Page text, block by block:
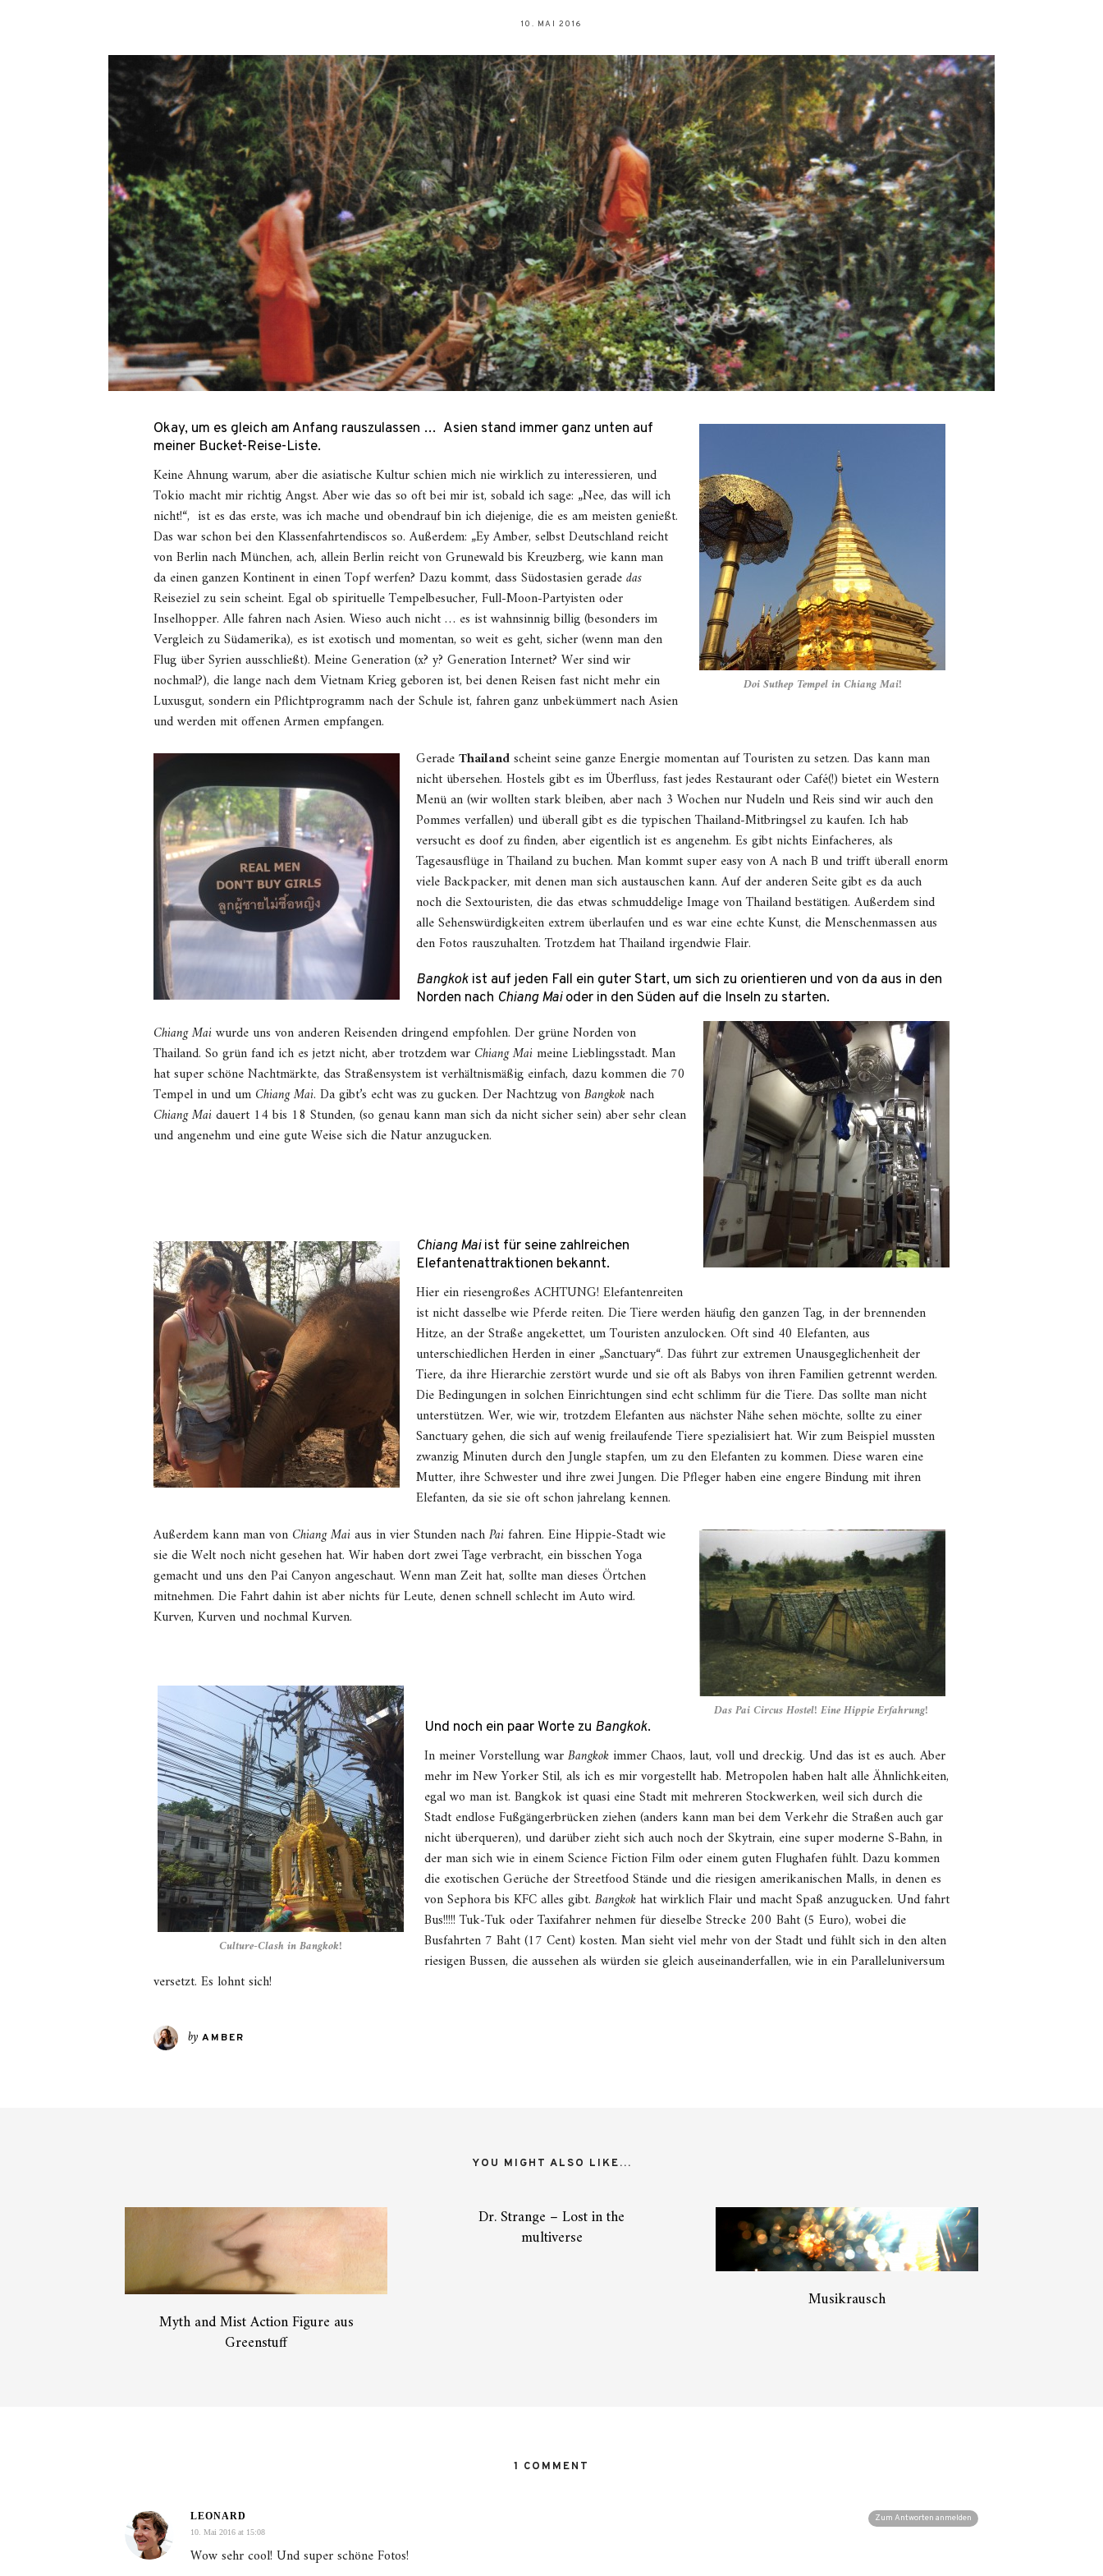
10. MAI 2016
Doi Suthep Tempel in Chiang Mai!
Okay, um es gleich am Anfang rauszulassen … Asien stand immer ganz unten auf
meiner Bucket-Reise-Liste.
Keine Ahnung warum, aber die asiatische Kultur schien mich nie wirklich zu interessieren, und
Tokio macht mir richtig Angst. Aber wie das so oft bei mir ist, sobald ich sage: „Nee, das will ich
nicht!“, ist es das erste, was ich mache und obendrauf bin ich diejenige, die es am meisten genießt.
Das war schon bei den Klassenfahrtendiscos so. Außerdem: „Ey Amber, selbst Deutschland reicht
von Berlin nach München, ach, allein Berlin reicht von Grunewald bis Kreuzberg, wie kann man
da einen ganzen Kontinent in einen Topf werfen? Dazu kommt, dass Südostasien geradedas
Reiseziel zu sein scheint. Egal ob spirituelle Tempelbesucher, Full-Moon-Partyisten oder
Inselhopper. Alle fahren nach Asien. Wieso auch nicht … es ist wahnsinnig billig (besonders im
Vergleich zu Südamerika), es ist exotisch und momentan, so weit es geht, sicher (wenn man den
Flug über Syrien ausschließt). Meine Generation (x? y? Generation Internet? Wer sind wir
nochmal?), die lange nach dem Vietnam Krieg geboren ist, bei denen Reisen fast nicht mehr ein
Luxusgut, sondern ein Pflichtprogramm nach der Schule ist, fahren ganz unbekümmert nach Asien
und werden mit offenen Armen empfangen.
GeradeThailandscheint seine ganze Energie momentan auf Touristen zu setzen. Das kann man
nicht übersehen. Hostels gibt es im Überfluss, fast jedes Restaurant oder Café(!) bietet ein Western
Menü an (wir wollten stark bleiben, aber nach 3 Wochen nur Nudeln und Reis sind wir auch den
Pommes verfallen) und überall gibt es die typischen Thailand-Mitbringsel zu kaufen. Ich hab
versucht es doof zu finden, aber eigentlich ist es angenehm. Es gibt nichts Einfacheres, als
Tagesausflüge in Thailand zu buchen. Man kommt super easy von A nach B und trifft überall enorm
viele Backpacker, mit denen man sich austauschen kann. Auf der anderen Seite gibt es da auch
noch die Sextouristen, die das etwas schmuddelige Image von Thailand bestätigen. Außerdem sind
alle Sehenswürdigkeiten extrem überlaufen und es war eine echte Kunst, die Menschenmassen aus
den Fotos rauszuhalten. Trotzdem hat Thailand irgendwie Flair.
Bangkok ist auf jeden Fall ein guter Start, um sich zu orientieren und von da aus in den
Norden nach Chiang Maioder in den Süden auf die Inseln zu starten.
Chiang Maiwurde uns von anderen Reisenden dringend empfohlen. Der grüne Norden von
Thailand. So grün fand ich es jetzt nicht, aber trotzdem war Chiang Maimeine Lieblingsstadt. Man
hat super schöne Nachtmärkte, das Straßensystem ist verhältnismäßig einfach, dazu kommen die 70
Tempel in und um Chiang Mai. Da gibt’s echt was zu gucken. Der Nachtzug vonBangkoknach
Chiang Maidauert 14 bis 18 Stunden, (so genau kann man sich da nicht sicher sein) aber sehr clean
und angenehm und eine gute Weise sich die Natur anzugucken.
Chiang Maiist für seine zahlreichen
Elefantenattraktionen bekannt.
Hier ein riesengroßes ACHTUNG! Elefantenreiten
ist nicht dasselbe wie Pferde reiten. Die Tiere werden häufig den ganzen Tag, in der brennenden
Hitze, an der Straße angekettet, um Touristen anzulocken. Oft sind 40 Elefanten, aus
unterschiedlichen Herden in einer „Sanctuary“. Das führt zur extremen Unausgeglichenheit der
Tiere, da ihre Hierarchie zerstört wurde und sie oft als Babys von ihren Familien getrennt werden.
Die Bedingungen in solchen Einrichtungen sind echt schlimm für die Tiere. Das sollte man nicht
unterstützen. Wer, wie wir, trotzdem Elefanten aus nächster Nähe sehen möchte, sollte zu einer
Sanctuary gehen, die sich auf wenig freilaufende Tiere spezialisiert hat. Wir zum Beispiel mussten
zwanzig Minuten durch den Jungle stapfen, um zu den Elefanten zu kommen. Diese waren eine
Mutter, ihre Schwester und ihre zwei Jungen. Die Pfleger haben eine engere Bindung mit ihren
Elefanten, da sie sie oft schon jahrelang kennen.
Das Pai Circus Hostel! Eine Hippie Erfahrung!
Außerdem kann man von Chiang Maiaus in vier Stunden nachPaifahren. Eine Hippie-Stadt wie
sie die Welt noch nicht gesehen hat. Wir haben dort zwei Tage verbracht, ein bisschen Yoga
gemacht und uns den Pai Canyon angeschaut. Wenn man Zeit hat, sollte man dieses Örtchen
mitnehmen. Die Fahrt dahin ist aber nichts für Leute, denen schnell schlecht im Auto wird.
Kurven, Kurven und nochmal Kurven.
Culture-Clash in Bangkok!
Und noch ein paar Worte zu Bangkok.
In meiner Vorstellung warBangkokimmer Chaos, laut, voll und dreckig. Und das ist es auch. Aber
mehr im New Yorker Stil, als ich es mir vorgestellt hab. Metropolen haben halt alle Ähnlichkeiten,
egal wo man ist. Bangkok ist quasi eine Stadt mit mehreren Stockwerken, weil sich durch die
Stadt endlose Fußgängerbrücken ziehen (anders kann man bei dem Verkehr die Straßen auch gar
nicht überqueren), und darüber zieht sich auch noch der Skytrain, eine super moderne S-Bahn, in
der man sich wie in einem Science Fiction Film oder einem guten Flughafen fühlt. Dazu kommen
die exotischen Gerüche der Streetfood Stände und die riesigen amerikanischen Malls, in denen es
von Sephora bis KFC alles gibt. Bangkokhat wirklich Flair und macht Spaß anzugucken. Und fahrt
Bus!!!!! Tuk-Tuk oder Taxifahrer nehmen für dieselbe Strecke 200 Baht (5 Euro), wobei die
Busfahrten 7 Baht (17 Cent) kosten. Man sieht viel mehr von der Stadt und fühlt sich in den alten
riesigen Bussen, die aussehen als würden sie gleich auseinanderfallen, wie in ein Paralleluniversum
versetzt. Es lohnt sich!
by AMBER
YOU MIGHT ALSO LIKE...
Myth and Mist Action Figure aus
Greenstuff
Dr. Strange – Lost in the
multiverse
Musikrausch
1 COMMENT
Zum Antworten anmelden
LEONARD
10. Mai 2016 at 15:08
Wow sehr cool! Und super schöne Fotos!